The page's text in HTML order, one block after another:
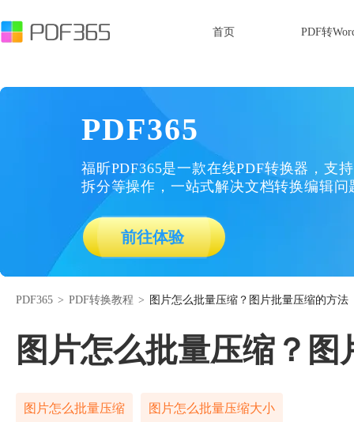
首页 PDF转
PDF365
福昕PDF365是一款在线PDF转换器，支
拆分等操作，一站式解决文档转换编辑问
前往体验
PDF365 > PDF转换教程 > 图片怎么批量压缩？图片批量压缩的方法
图片怎么批量压缩？
图片怎么批量压缩 图片怎么批量压缩大小